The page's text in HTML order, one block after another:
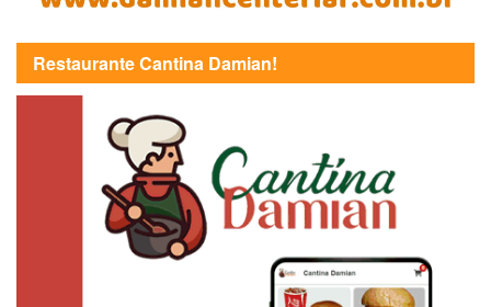
Restaurante Cantina Damian!